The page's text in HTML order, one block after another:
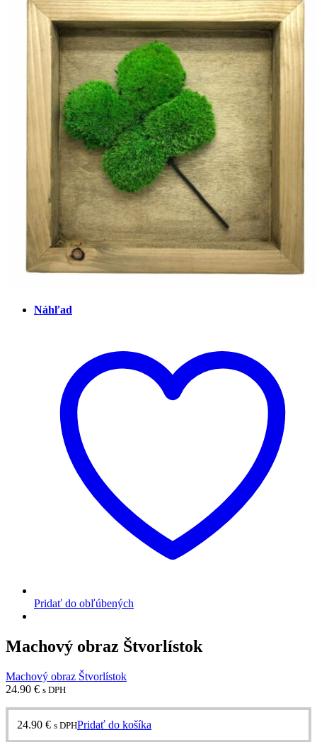
Náhľad
Pridať do obľúbených
Machový obraz Štvorlístok
Machový obraz Štvorlístok
24.90 € s DPH
24.90 € s DPHPridať do košíka